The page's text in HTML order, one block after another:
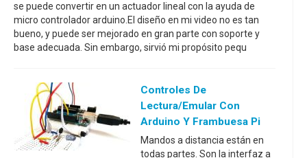
se puede convertir en un actuador lineal con la ayuda de
micro controlador arduino.El diseño en mi video no es tan
bueno, y puede ser mejorado en gran parte con soporte y
base adecuada. Sin embargo, sirvió mi propósito pequ
Controles De
Lectura/emular Con
Arduino Y Frambuesa Pi
Mandos a distancia están en
todas partes. Son la interfaz a